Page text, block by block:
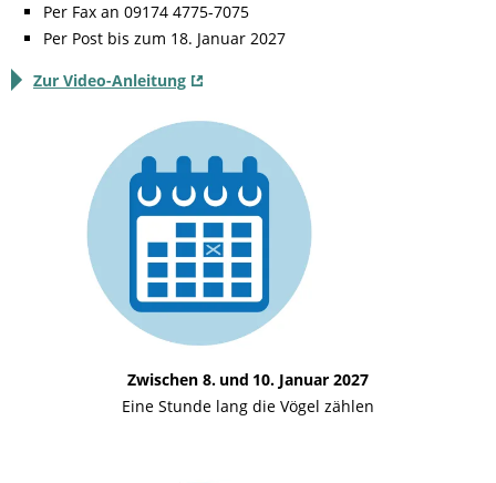
Per Fax an 09174 4775-7075
Per Post bis zum 18. Januar 2027
Zur Video-Anleitung
Zwischen 8. und 10. Januar 2027
Eine Stunde lang die Vögel zählen